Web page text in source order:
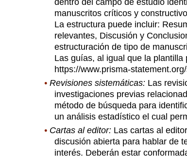
dentro del campo de estudio
manuscritos críticos y
La estructura puede incluir:
relevantes, Discusión y
estructuración de tipo de
Las guías, al igual que la
https://www.prisma-
• Revisiones sistemáticas: Las
investigaciones previas
método de búsqueda para
un análisis estadístico el cual
• Cartas al editor: Las cartas al
discusión abierta para hablar de
interés. Deberán estar